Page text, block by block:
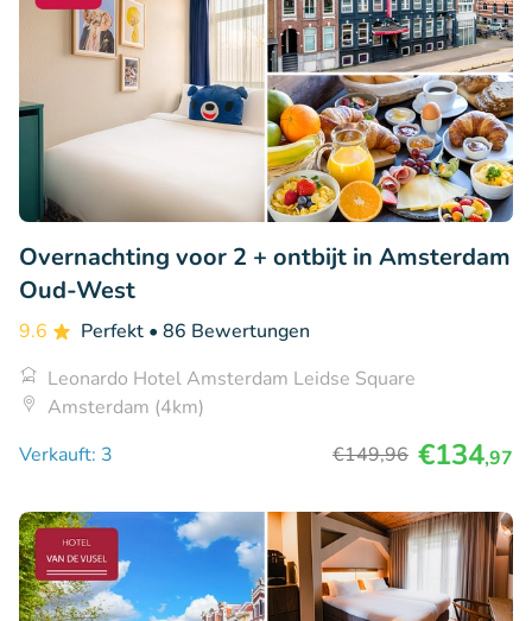
Overnachting voor 2 + ontbijt in Amsterdam
Oud-West
9.6 Perfekt • 86 Bewertungen
Leonardo Hotel Amsterdam Leidse Square
Amsterdam (4km)
Verkauft: 3
€149,96 €134,97